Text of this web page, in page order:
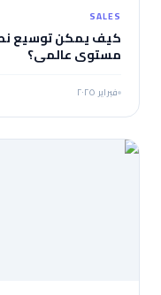
SALES
كيف يمكن توسيع
مستوى عالمي؟
فبراير ٢٠٢٥